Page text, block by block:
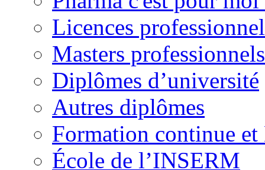
Licences
Masters
Diplômes d’université
Autres diplômes
Formation continue et
École de l’INSERM